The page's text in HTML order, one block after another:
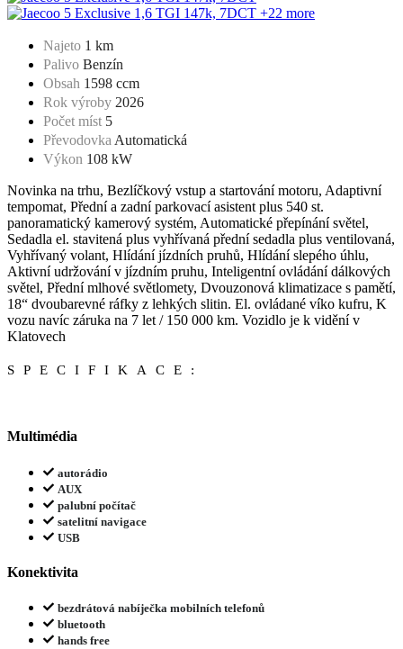
+22 more
Najeto 1 km
Palivo Benzín
Obsah 1598 ccm
Rok výroby 2026
Počet míst 5
Převodovka Automatická
Výkon 108 kW
Novinka na trhu, Bezlíčkový vstup a startování motoru, Adaptivní
tempomat, Přední a zadní parkovací asistent plus 540 st.
panoramatický kamerový systém, Automatické přepínání světel,
Sedadla el. stavitená plus vyhřívaná přední sedadla plus ventilovaná,
Vyhřívaný volant, Hlídání jízdních pruhů, Hlídání slepého úhlu,
Aktivní udržování v jízdním pruhu, Inteligentní ovládání dálkových
světel, Přední mlhové světlomety, Dvouzonová klimatizace s pamětí,
18“ dvoubarevné ráfky z lehkých slitin. El. ovládané víko kufru, K
vozu navíc záruka na 7 let / 150 000 km. Vozidlo je k vidění v
Klatovech
SPECIFIKACE:
Multimédia
autorádio
AUX
palubní počítač
satelitní navigace
USB
Konektivita
bezdrátová nabíječka mobilních telefonů
bluetooth
hands free